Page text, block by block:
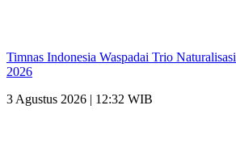
Timnas Indonesia Waspadai Trio
2026
3 Agustus 2026 | 12:32 WIB